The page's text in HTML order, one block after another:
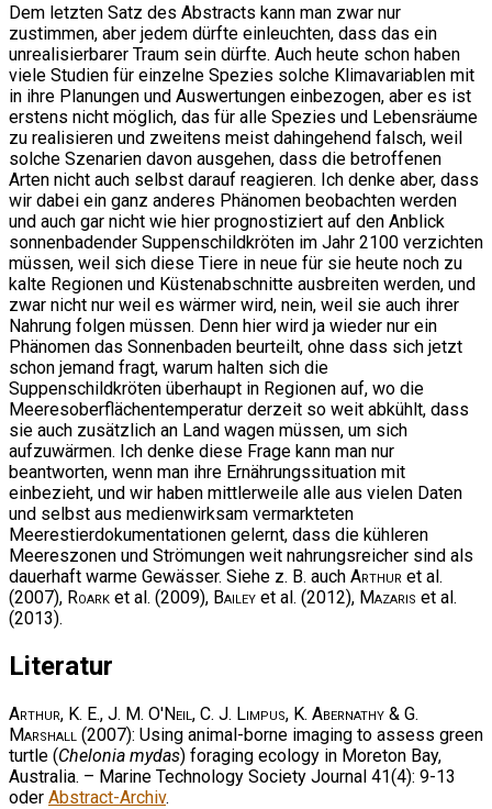
Dem letzten Satz des Abstracts kann man zwar nur
zustimmen, aber jedem dürfte einleuchten, dass das ein
unrealisierbarer Traum sein dürfte. Auch heute schon haben
viele Studien für einzelne Spezies solche Klimavariablen mit
in ihre Planungen und Auswertungen einbezogen, aber es ist
erstens nicht möglich, das für alle Spezies und Lebensräume
zu realisieren und zweitens meist dahingehend falsch, weil
solche Szenarien davon ausgehen, dass die betroffenen
Arten nicht auch selbst darauf reagieren. Ich denke aber, dass
wir dabei ein ganz anderes Phänomen beobachten werden
und auch gar nicht wie hier prognostiziert auf den Anblick
sonnenbadender Suppenschildkröten im Jahr 2100 verzichten
müssen, weil sich diese Tiere in neue für sie heute noch zu
kalte Regionen und Küstenabschnitte ausbreiten werden, und
zwar nicht nur weil es wärmer wird, nein, weil sie auch ihrer
Nahrung folgen müssen. Denn hier wird ja wieder nur ein
Phänomen das Sonnenbaden beurteilt, ohne dass sich jetzt
schon jemand fragt, warum halten sich die
Suppenschildkröten überhaupt in Regionen auf, wo die
Meeresoberflächentemperatur derzeit so weit abkühlt, dass
sie auch zusätzlich an Land wagen müssen, um sich
aufzuwärmen. Ich denke diese Frage kann man nur
beantworten, wenn man ihre Ernährungssituation mit
einbezieht, und wir haben mittlerweile alle aus vielen Daten
und selbst aus medienwirksam vermarkteten
Meerestierdokumentationen gelernt, dass die kühleren
Meereszonen und Strömungen weit nahrungsreicher sind als
dauerhaft warme Gewässer. Siehe z. B. auch Arthur et al.
(2007), Roark et al. (2009), Bailey et al. (2012), Mazaris et al.
(2013).
Literatur
Arthur, K. E., J. M. O'Neil, C. J. Limpus, K. Abernathy & G.
Marshall (2007): Using animal-borne imaging to assess green
turtle (Chelonia mydas) foraging ecology in Moreton Bay,
Australia. – Marine Technology Society Journal 41(4): 9-13
oder Abstract-Archiv.